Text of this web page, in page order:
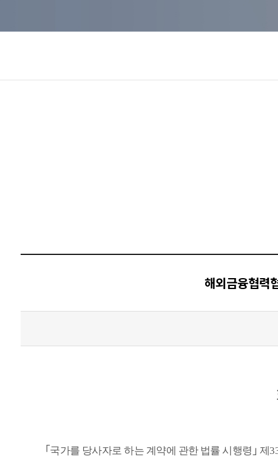
해외금융협력
｢ 국가를 당사자로 하는 계약에 관한 법률 시행령 ｣ 제